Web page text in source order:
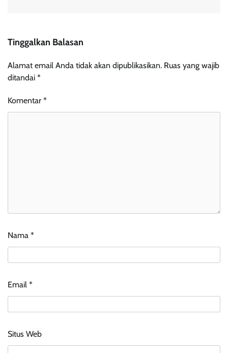
Tinggalkan Balasan
Alamat email Anda tidak akan dipublikasikan. Ruas yang wajib
ditandai *
Komentar *
Nama *
Email *
Situs Web